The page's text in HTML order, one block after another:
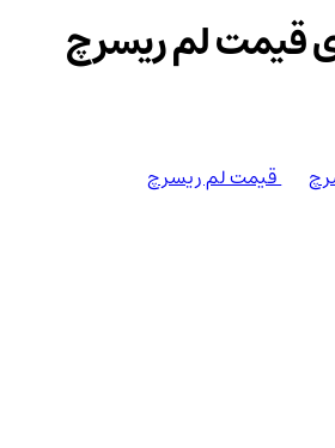
قیمت لم ریسرچ
قیمت لم ریسرچ